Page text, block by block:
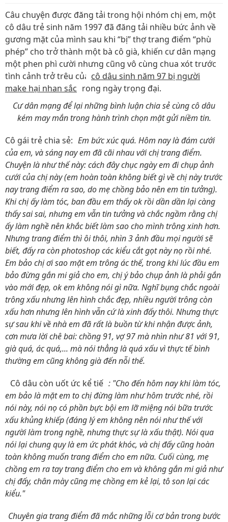
Câu chuyện được đăng tải trong hội nhóm chị em, một
cô dâu trẻ sinh năm 1997 đã đăng tải nhiều bức ảnh về
gương mặt của mình sau khi “bị” thợ trang điểm “phù
phép” cho trở thành một bà cô già, khiến cư dân mạng
một phen phì cười nhưng cũng vô cùng chua xót trước
tình cảnh trở trêu của cô dâu sinh năm 97 bị người
make hại nhan sắc trong ngày trọng đại.
Cư dân mạng để lại những bình luận chia sẻ cùng cô dâu
kém may mắn trong hành trình chọn mặt gửi niềm tin.
Cô gái trẻ chia sẻ: “ Em bức xúc quá. Hôm nay là đám cưới
của em, và sáng nay em đã cãi nhau với chị trang điểm.
Chuyện là như thế này: cách đây chục ngày em đi chụp ảnh
cưới của chị này (em hoàn toàn không biết gì về chị này trước
nay trang điểm ra sao, do mẹ chồng bảo nên em tin tưởng).
Khi chị ấy làm tóc, ban đầu em thấy ok rồi dần dần lại càng
thấy sai sai, nhưng em vẫn tin tưởng và chắc ngầm rằng chị
ấy làm nghề nên khắc biết làm sao cho mình trông xinh hơn.
Nhưng trang điểm thì ôi thôi, nhìn 3 ảnh đầu mọi người sẽ
biết, đấy ra còn photoshop các kiểu cắt gọt này nọ rồi nhé.
Em bảo chị ơi sao mặt em trông ác thế, trong khi lúc đầu em
bảo đừng gắn mi giả cho em, chị ý bảo chụp ảnh là phải gắn
vào mới đẹp, ok em không nói gì nữa. Nghĩ bụng chắc ngoài
trông xấu nhưng lên hình chắc đẹp, nhiều người trông còn
xấu hơn nhưng lên hình vẫn cứ là xinh đấy thôi. Nhưng thực
sự sau khi về nhà em đã rất là buồn từ khi nhận được ảnh,
cơn mưa lời chê bai: chồng 91, vợ 97 mà nhìn như 81 với 91,
già quá, ác quá,... mà nói thẳng là quá xấu vì thực tế bình
thường em cũng không già đến nỗi thế.
Cô dâu còn uốt ức kể tiếp : "Cho đến hôm nay khi làm tóc,
em bảo là mặt em to chị đừng làm như hôm trước nhé, rồi
nói này, nói nọ có phần bực bội em lỡ miệng nói bữa trước
xấu khủng khiếp (đáng lý em không nên nói như thế với
người làm trong nghề, nhưng thực sự là xấu thật). Nói qua
nói lại chung quy là em ức phát khóc, và chị đấy cũng hoàn
toàn không muốn trang điểm cho em nữa. Cuối cùng, mẹ
chồng em ra tay trang điểm cho em và không gắn mi giả như
chị đấy, chân mày cũng mẹ chồng em kẻ lại, tô son lại các
kiểu."
Chuyên gia trang điểm đã mắc những lỗi cơ bản trong bước